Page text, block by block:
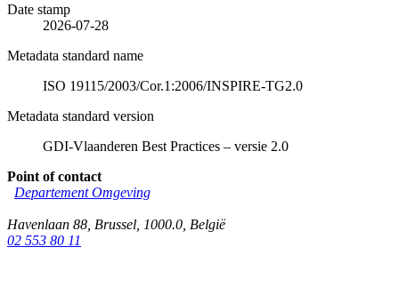
Date stamp
2026-07-28
Metadata standard name
ISO 19115/2003/Cor.1:2006/INSPIRE-TG2.0
Metadata standard version
GDI-Vlaanderen Best Practices – versie 2.0
Point of contact
Departement Omgeving
Havenlaan 88 Brussel 1000.0 België
02 553 80 11